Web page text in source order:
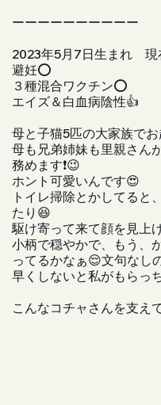
ーーーーーーーーーー
2023年5月7日生まれ 現
避妊⭕️
３種混合ワクチン⭕️
エイズ＆白血病陰性👍
母と子猫5匹の大家族で
母も兄弟姉妹も里親さん
務めます❗️😉
ホント可愛いんです😍
トイレ掃除とかしてると
たり😆
駆け寄って来て顔を見上
小柄で穏やかで、もう、
ってるかなぁ😌文句なし
早くしないと私がもらっ
こんなコチャさんを支え